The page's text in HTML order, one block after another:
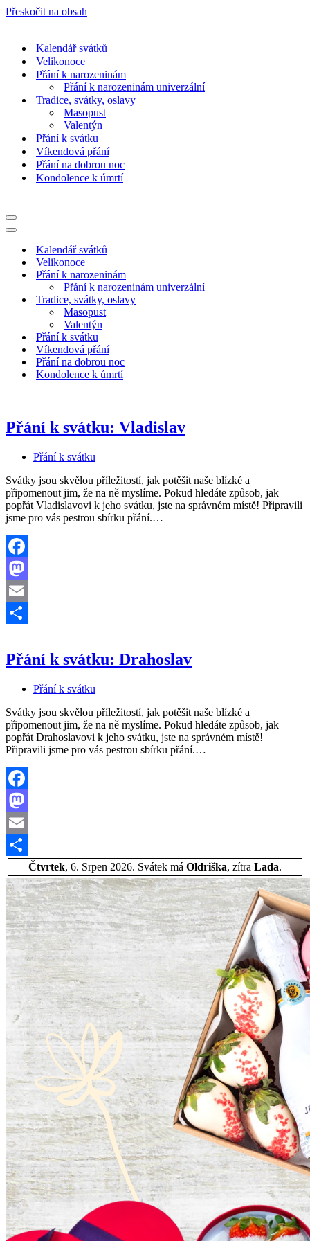
Přeskočit na obsah
Kalendář svátků
Velikonoce
Přání k narozeninám
Přání k narozeninám univerzální
Tradice, svátky, oslavy
Masopust
Valentýn
Přání k svátku
Víkendová přání
Přání na dobrou noc
Kondolence k úmrtí
Navigační
menu
Navigační
Kalendář svátků
Velikonoce
Přání k narozeninám
Přání k narozeninám univerzální
Tradice, svátky, oslavy
Masopust
Valentýn
Přání k svátku
Víkendová přání
Přání na dobrou noc
Kondolence k úmrtí
Přání k svátku: Vladislav
Přání k svátku
Svátky jsou skvělou příležitostí, jak potěšit naše blízké a
připomenout jim, že na ně myslíme. Pokud hledáte způsob, jak
popřát Vladislavovi k jeho svátku, jste na správném místě! Připravili
jsme pro vás pestrou sbírku přání.…
Facebook
Mastodon
Email
Přání k svátku: Drahoslav
Přání k svátku
Svátky jsou skvělou příležitostí, jak potěšit naše blízké a
připomenout jim, že na ně myslíme. Pokud hledáte způsob, jak
popřát Drahoslavovi k jeho svátku, jste na správném místě!
Připravili jsme pro vás pestrou sbírku přání.…
Facebook
Mastodon
Email
ShareČtvrtek, 6. Srpen 2026. Svátek má Oldriška, zítra Lada.